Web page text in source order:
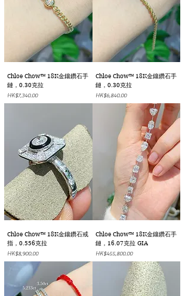
Chloe Chow™ 18K金鑲鑽石手
鏈，0.30克拉
價格
HK$7,340.00
Chloe Chow™ 18K金鑲鑽石手
鏈，0.30克拉
價格
HK$6,840.00
Chloe Chow™ 18K金鑲鑽石戒
指，0.556克拉
價格
HK$8,900.00
Chloe Chow™ 18K金鑲鑽石手
鏈，16.07克拉 GIA
價格
HK$455,800.00